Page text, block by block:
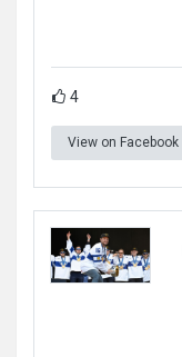
4
View on Facebook